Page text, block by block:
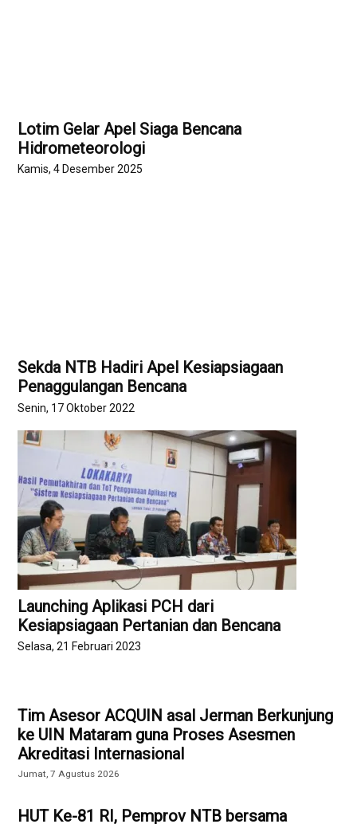
Lotim Gelar Apel Siaga Bencana
Hidrometeorologi
Kamis, 4 Desember 2025
Sekda NTB Hadiri Apel Kesiapsiagaan
Penaggulangan Bencana
Senin, 17 Oktober 2022
Launching Aplikasi PCH dari
Kesiapsiagaan Pertanian dan Bencana
Selasa, 21 Februari 2023
Tim Asesor ACQUIN asal Jerman Berkunjung
ke UIN Mataram guna Proses Asesmen
Akreditasi Internasional
Jumat, 7 Agustus 2026
HUT Ke-81 RI, Pemprov NTB bersama